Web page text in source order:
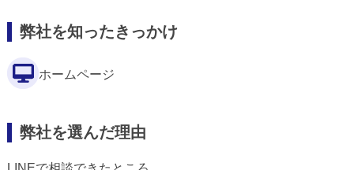
弊社を知ったきっかけ
ホームページ
弊社を選んだ理由